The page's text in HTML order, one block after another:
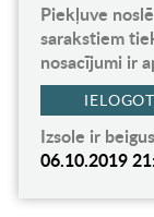
Piekļuve
sarakstiem
nosacījumi ir
Izsole ir
06.10.2019